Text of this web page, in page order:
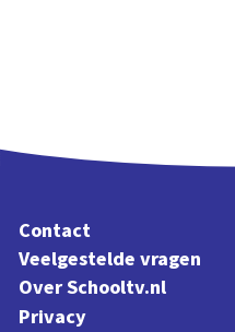
Contact
Veelgestelde vragen
Over Schooltv.nl
Privacy